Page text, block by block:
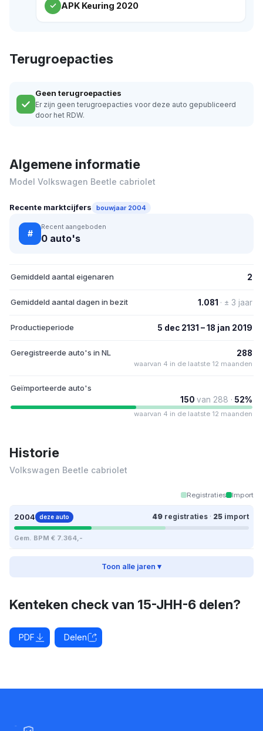
APK Keuring 2020
Terugroepacties
Geen terugroepacties
Er zijn geen terugroepacties voor deze auto gepubliceerd
door het RDW.
Algemene informatie
Model Volkswagen Beetle cabriolet
Recente marktcijfers bouwjaar 2004
#
Recent aangeboden
0 auto's
Gemiddeld aantal eigenaren 2
Gemiddeld aantal dagen in bezit 1.081 · ± 3 jaar
Productieperiode 5 dec 2131 – 18 jan 2019
Geregistreerde auto's in NL 288
waarvan 4 in de laatste 12 maanden
Geïmporteerde auto's
150 van 288 · 52%
waarvan 4 in de laatste 12 maanden
Historie
Volkswagen Beetle cabriolet
Registraties Import
2004 deze auto 49 registraties · 25 import
Gem. BPM € 7.364,-
Toon alle jaren ▾
Kenteken check van 15-JHH-6 delen?
PDF Delen